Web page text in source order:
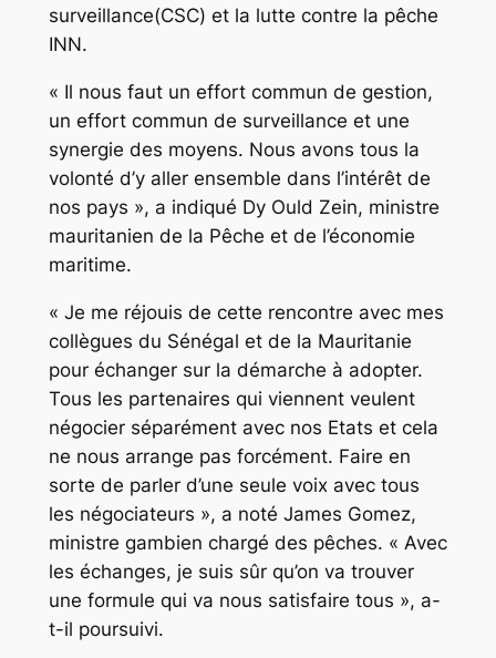
surveillance(CSC) et la lutte contre la pêche
INN.
« Il nous faut un effort commun de gestion,
un effort commun de surveillance et une
synergie des moyens. Nous avons tous la
volonté d’y aller ensemble dans l’intérêt de
nos pays », a indiqué Dy Ould Zein, ministre
mauritanien de la Pêche et de l’économie
maritime.
« Je me réjouis de cette rencontre avec mes
collègues du Sénégal et de la Mauritanie
pour échanger sur la démarche à adopter.
Tous les partenaires qui viennent veulent
négocier séparément avec nos Etats et cela
ne nous arrange pas forcément. Faire en
sorte de parler d’une seule voix avec tous
les négociateurs », a noté James Gomez,
ministre gambien chargé des pêches. « Avec
les échanges, je suis sûr qu’on va trouver
une formule qui va nous satisfaire tous », a-
t-il poursuivi.